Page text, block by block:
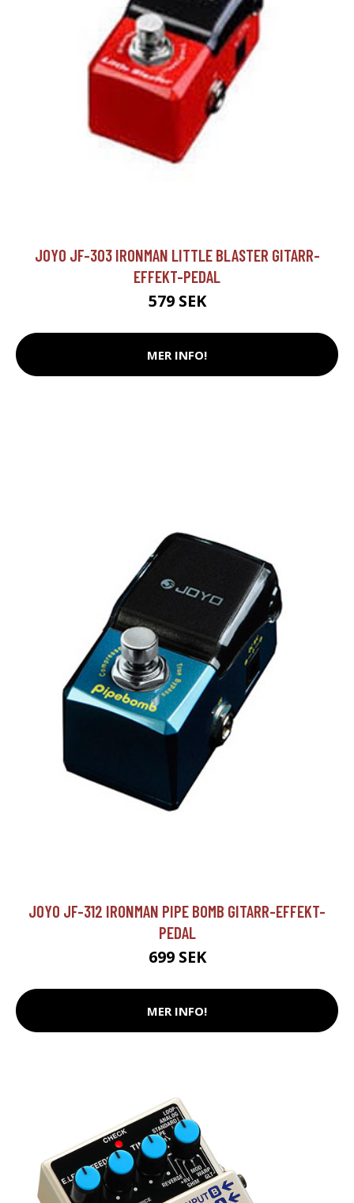
JOYO JF-303 IRONMAN LITTLE BLASTER GITARR-
EFFEKT-PEDAL
579 SEK
MER INFO!
JOYO JF-312 IRONMAN PIPE BOMB GITARR-EFFEKT-
PEDAL
699 SEK
MER INFO!